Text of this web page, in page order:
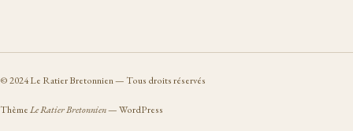
©2024Le Ratier Bretonnien — Tous droits réservés
ThèmeLe Ratier Bretonnien— WordPress